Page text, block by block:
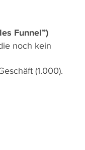
Funnel”)
noch kein
(1.000).